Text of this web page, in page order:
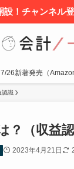
設！チャンネル
7/26新著発売（
認識
？（収益認
2023年4月21日